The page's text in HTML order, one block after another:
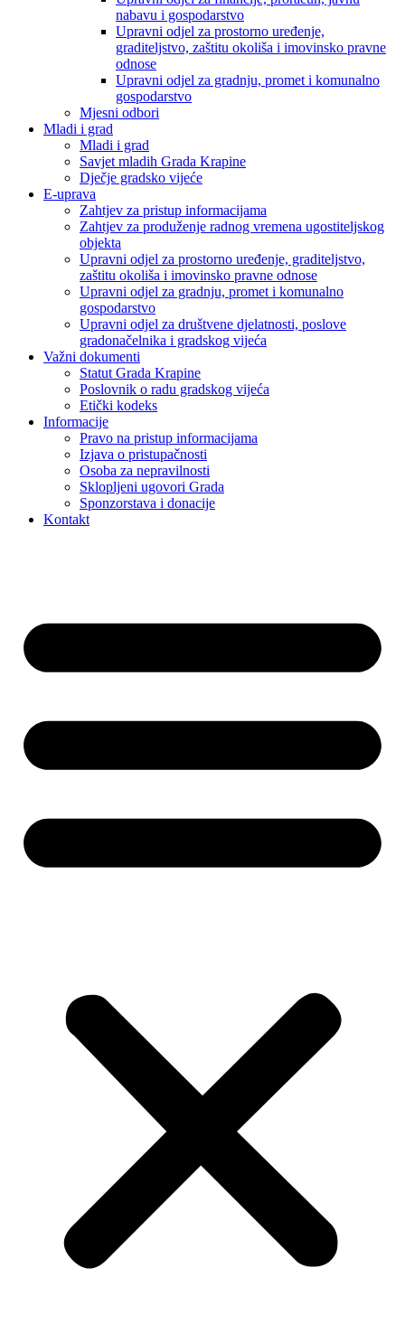
nabavu i gospodarstvo
Upravni odjel za prostorno uređenje,
graditeljstvo, zaštitu okoliša i imovinsko pravne
odnose
Upravni odjel za gradnju, promet i komunalno
gospodarstvo
Mjesni odbori
Mladi i grad
Mladi i grad
Savjet mladih Grada Krapine
Dječje gradsko vijeće
E-uprava
Zahtjev za pristup informacijama
Zahtjev za produženje radnog vremena ugostiteljskog
objekta
Upravni odjel za prostorno uređenje, graditeljstvo,
zaštitu okoliša i imovinsko pravne odnose
Upravni odjel za gradnju, promet i komunalno
gospodarstvo
Upravni odjel za društvene djelatnosti, poslove
gradonačelnika i gradskog vijeća
Važni dokumenti
Statut Grada Krapine
Poslovnik o radu gradskog vijeća
Etički kodeks
Informacije
Pravo na pristup informacijama
Izjava o pristupačnosti
Osoba za nepravilnosti
Sklopljeni ugovori Grada
Sponzorstava i donacije
Kontakt